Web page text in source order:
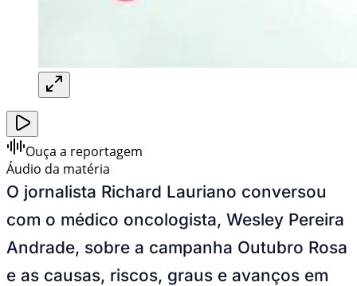
Ouça a reportagem
Áudio da matéria
O jornalista Richard Lauriano conversou
com o médico oncologista, Wesley Pereira
Andrade, sobre a campanha Outubro Rosa
e as causas, riscos, graus e avanços em